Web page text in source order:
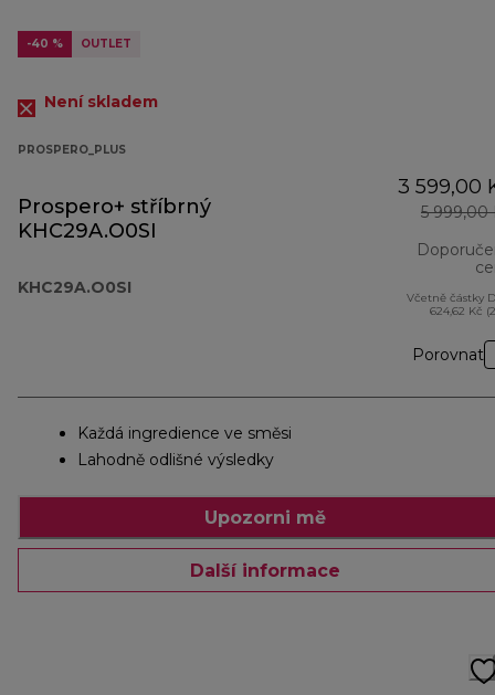
-40 % OUTLET
Není skladem
PROSPERO_PLUS
Prospero+ stříbrný
KHC29A.O0SI
KHC29A.O0SI
3 599,00
5 999,00
Včetně částky
624,62 Kč
Porovnat
Každá ingredience ve směsi
Lahodně odlišné výsledky
Upozorni mě
Další informace